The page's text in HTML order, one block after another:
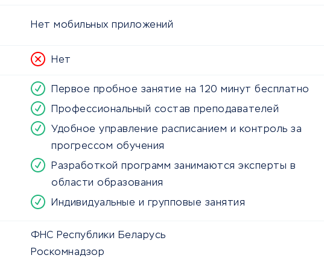
Нет мобильных приложений
Нет
Первое пробное занятие на 120 минут бесплатно
Профессиональный состав преподавателей
Удобное управление расписанием и контроль за
прогрессом обучения
Разработкой программ занимаются эксперты в
области образования
Индивидуальные и групповые занятия
ФНС Республики Беларусь
Роскомнадзор